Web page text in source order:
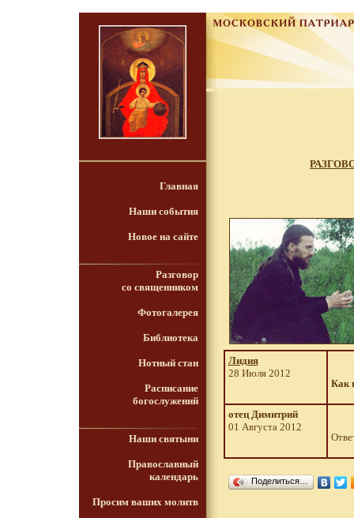
Главная
Наши события
Новое на сайте
Разговор
со священником
Фотогалерея
Библиотека
Нотный стан
Расписание
богослужений
Наши святыни
Православный
календарь
Просим ваших молитв
Лидия
28 Июля 2012
Как
отец Димитрий
01 Августа 2012
Поделиться…